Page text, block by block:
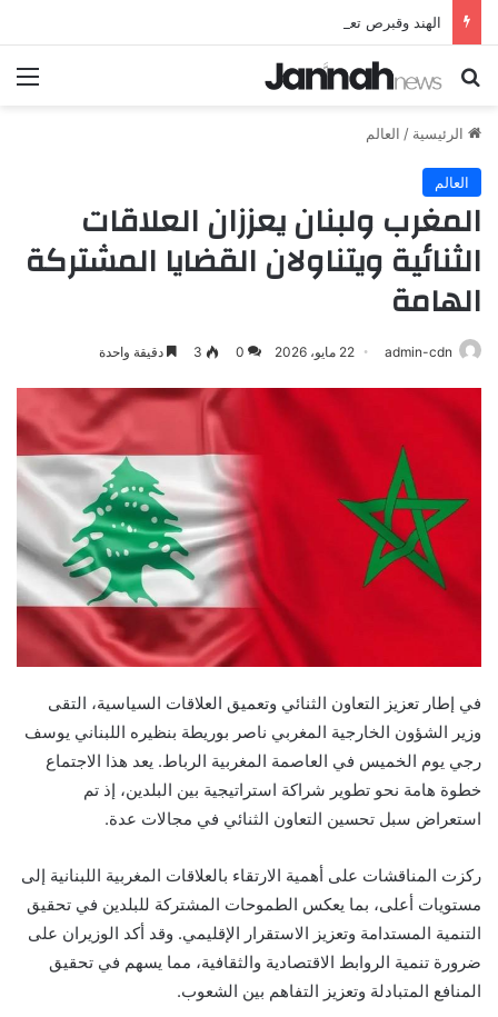
بحث عن
الرئيسية / العالم
العالم
المغرب ولبنان يعززان العلاقات
الثنائية ويتناولان القضايا المشتركة
الهامة
admin-cdn 22 مايو، 2026 0
3 دقيقة واحدة
في إطار تعزيز التعاون الثنائي وتعميق العلاقات السياسية، التقى
وزير الشؤون الخارجية المغربي ناصر بوريطة بنظيره اللبناني يوسف
رجي يوم الخميس في العاصمة المغربية الرباط. يعد هذا الاجتماع
خطوة هامة نحو تطوير شراكة استراتيجية بين البلدين، إذ تم
استعراض سبل تحسين التعاون الثنائي في مجالات عدة.
ركزت المناقشات على أهمية الارتقاء بالعلاقات المغربية اللبنانية إلى
مستويات أعلى، بما يعكس الطموحات المشتركة للبلدين في تحقيق
التنمية المستدامة وتعزيز الاستقرار الإقليمي. وقد أكد الوزيران على
ضرورة تنمية الروابط الاقتصادية والثقافية، مما يسهم في تحقيق
المنافع المتبادلة وتعزيز التفاهم بين الشعوب.